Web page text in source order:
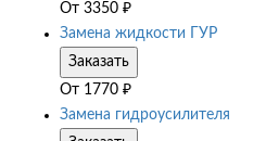
От 3350 ₽
Замена жидкости ГУР
Заказать
От 1770 ₽
Замена гидроусилителя